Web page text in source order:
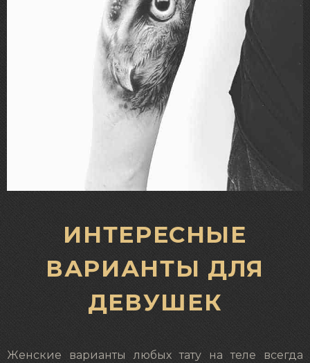
ИНТЕРЕСНЫЕ
ВАРИАНТЫ ДЛЯ
ДЕВУШЕК
Женские варианты любых тату на теле всегда